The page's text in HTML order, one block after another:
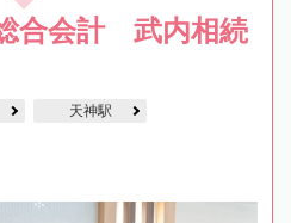
合会計 武内相続
天神駅